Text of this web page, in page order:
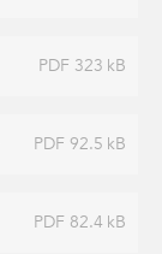
PDF 323 kB
PDF 92.5 kB
PDF 82.4 kB